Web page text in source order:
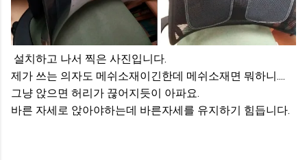
설치하고 나서 찍은 사진입니다.
제가 쓰는 의자도 메쉬소재이긴한데 메쉬소재면 뭐하니....
그냥 앉으면 허리가 끊어지듯이 아파요.
바른 자세로 앉아야하는데 바른자세를 유지하기 힘듭니다.